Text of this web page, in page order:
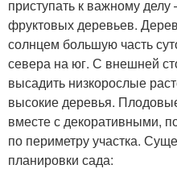
приступать к важному
фруктовых деревьев.
солнцем большую часть
севера на юг. С внешней
высадить низкорослые
высокие деревья.
вместе с декоративными,
по периметру участка.
планировки сада: